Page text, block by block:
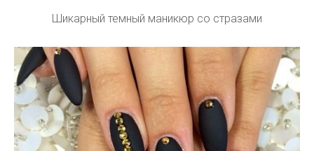
Шикарный темный маникюр со стразами